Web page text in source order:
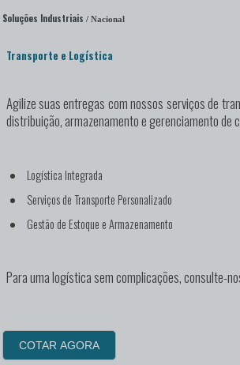
Soluções Industriais / Nacional
Transporte e Logística
Agilize suas entregas com nossos serviços de
distribuição, armazenamento e gerenciamento de
Logística Integrada
Serviços de Transporte Personalizado
Gestão de Estoque e Armazenamento
Para uma logística sem complicações, consulte-
COTAR AGORA